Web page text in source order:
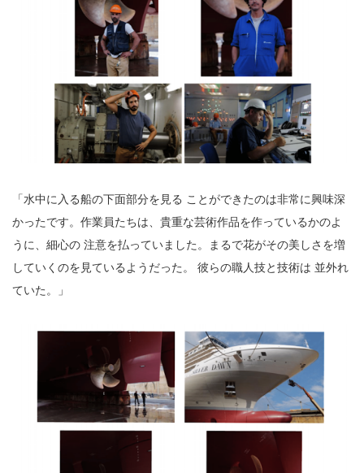
「水中に入る船の下面部分を見る ことができたのは非常に興味深
かったです。作業員たちは、貴重な芸術作品を作っているかのよ
うに、細心の 注意を払っていました。まるで花がその美しさを増
していくのを見ているようだった。 彼らの職人技と技術は 並外れ
ていた。」